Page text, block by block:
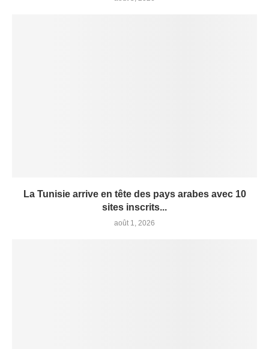
La Tunisie arrive en tête des pays arabes avec 10
sites inscrits...
août 1, 2026